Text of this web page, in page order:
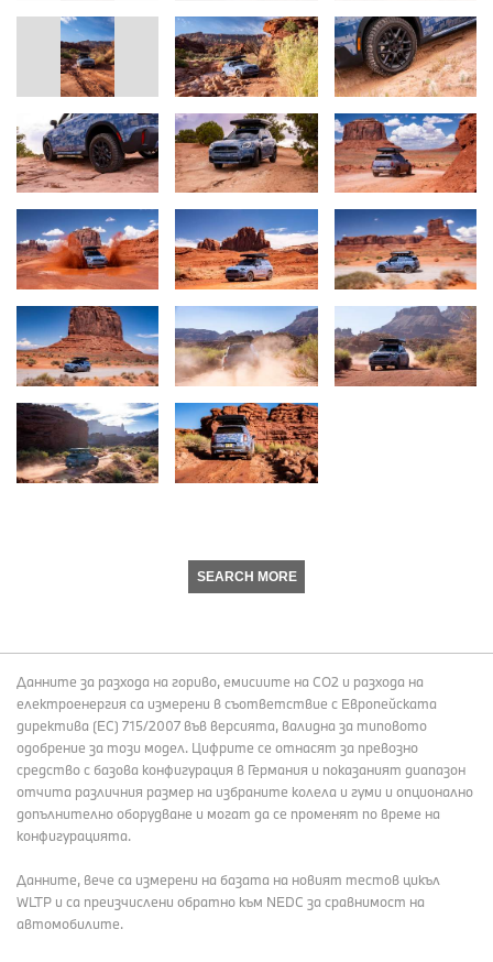
SEARCH MORE
Данните за разхода на гориво, емисиите на СО2 и разхода на
електроенергия са измерени в съответствие с Европейската
директива (EC) 715/2007 във версията, валидна за типовото
одобрение за този модел. Цифрите се отнасят за превозно
средство с базова конфигурация в Германия и показаният диапазон
отчита различния размер на избраните колела и гуми и опционално
допълнително оборудване и могат да се променят по време на
конфигурацията.
Данните, вече са измерени на базата на новият тестов цикъл
WLTP и са преизчислени обратно към NEDC за сравнимост на
автомобилите.